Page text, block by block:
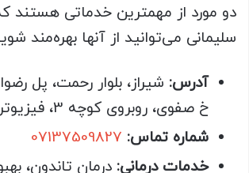
دو مورد از مهمترین خدماتی هستند
سلیمانی می‌توانید از آنها بهره‌مند
آدرس: شیراز، بلوار رحمت، پل
خ صفوی، روبروی کوچه 3، فیزیوتراپی مهرورزان
شماره تماس: 07137509827
خدمات درمانی: درمان تاندون،